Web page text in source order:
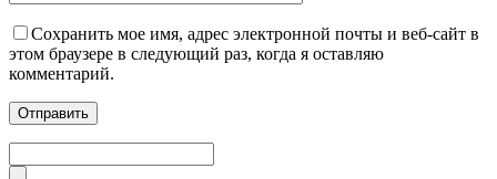
Сохранить мое имя, адрес электронной почты и веб-сайт в
этом браузере в следующий раз, когда я оставляю
комментарий.